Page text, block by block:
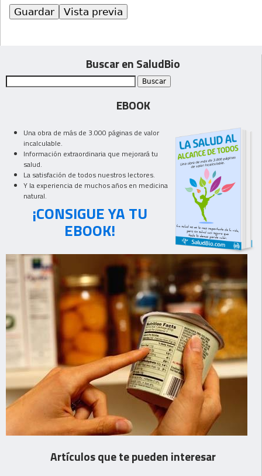
Buscar en SaludBio
EBOOK
Una obra de más de 3.000 páginas de valor
incalculable.
Información extraordinaria que mejorará tu
salud.
La satisfación de todos nuestros lectores.
Y la experiencia de muchos años en medicina
natural.
¡CONSIGUE YA TU
EBOOK!
Artículos que te pueden interesar